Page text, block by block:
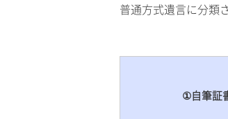
普通方式遺言に分類
①自筆証